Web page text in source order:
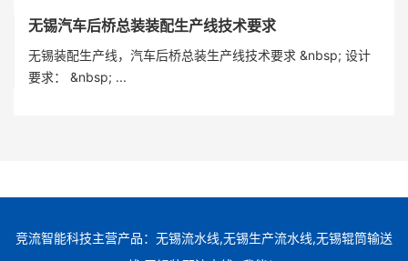
无锡汽车后桥总装装配生产线技术要求
无锡装配生产线，汽车后桥总装生产线技术要求 &nbsp; 设计
要求： &nbsp; ...
竞流智能科技主营产品：无锡流水线,无锡生产流水线,无锡辊筒输送